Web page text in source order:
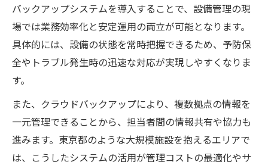
バックアップシステムを導入することで、設備管理の現
場では業務効率化と安定運用の両立が可能となります。
具体的には、設備の状態を常時把握できるため、予防保
全やトラブル発生時の迅速な対応が実現しやすくなりま
す。
また、クラウドバックアップにより、複数拠点の情報を
一元管理できることから、担当者間の情報共有や協力も
進みます。東京都のような大規模施設を抱えるエリアで
は、こうしたシステムの活用が管理コストの最適化やサ